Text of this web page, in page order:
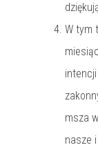
W tym
msza
nasze